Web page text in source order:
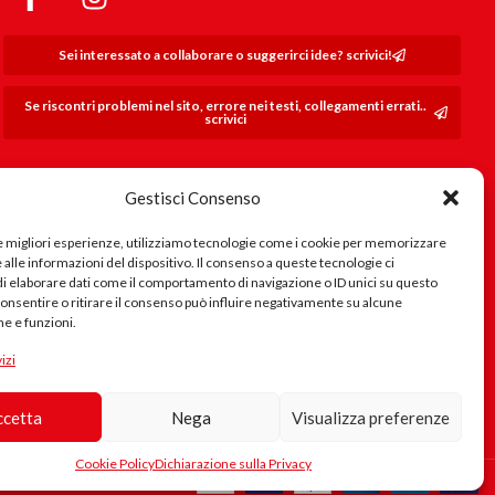
Gestisci Consenso
migliori esperienze, utilizziamo tecnologie come i cookie per memorizzare
alle informazioni del dispositivo. Il consenso a queste tecnologie ci
elaborare dati come il comportamento di navigazione o ID unici su questo
o ritirare il consenso può influire negativamente su alcune
e funzioni.
Nega Visualizza preferenze
Cookie PolicyDichiarazione sulla Privacy
Sei interessato a collaborare o suggerirci idee? scrivici!
Se riscontri problemi nel sito, errore nei testi, collegamenti errati..
scrivici